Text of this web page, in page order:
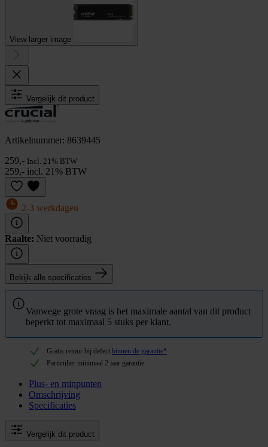
View larger image
Vergelijk dit product
Artikelnummer: 8639445
259,- Incl. 21% BTW
259,- incl. 21% BTW
2-3 werkdagen
Raalte: Niet voorradig
Bekijk alle specificaties
Vanwege grote vraag is het maximale aantal van dit product
beperkt tot maximaal 5 stuks per klant.
Gratis retour bij defect binnen de garantie*
Particulier minimaal 2 jaar garantie
Plus- en minpunten
Omschrijving
Specificaties
Vergelijk dit product